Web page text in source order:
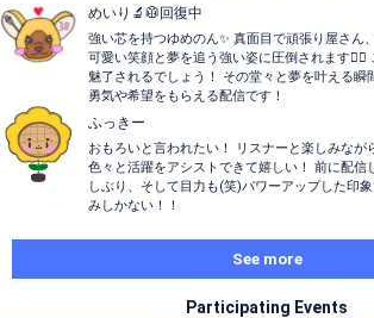
めいり🔬🥼回復中
強い芯を持つゆめのん✨ 真面目で頑張り屋さん
可愛い笑顔と夢を追う強い姿に圧倒されます❤️‍🔥
魅了されるでしょう！ その堂々と夢を叶える瞬
勇気や希望をもらえる配信です！
ふっきー
おもろいと言われたい！ リスナーと楽しみなが
色々と活躍をアシストできて嬉しい！ 前に配信
しぶり、そして目力も(笑)パワーアップした印
みしかない！！
See more
Participating Events